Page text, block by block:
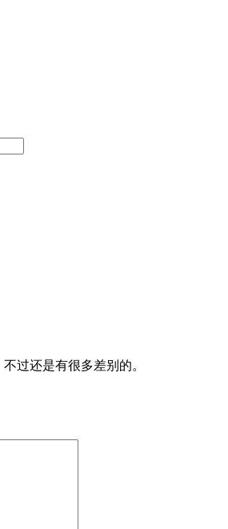
过还是有很多差别的。